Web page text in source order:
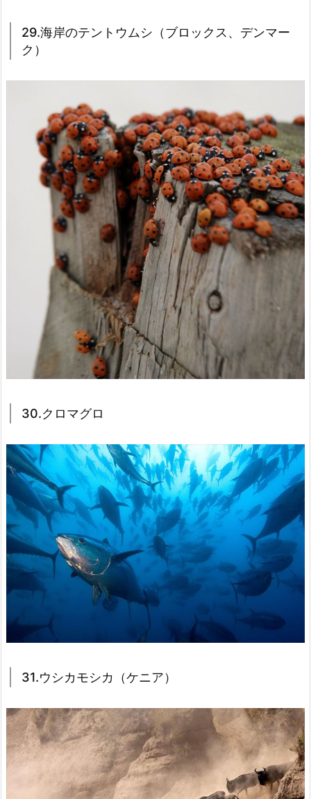
29.海岸のテントウムシ（ブロックス、デンマー
ク）
30.クロマグロ
31.ウシカモシカ（ケニア）